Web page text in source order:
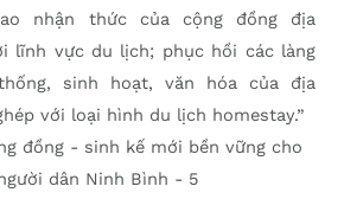
nhận thức của cộng đồng địa
lĩnh vực du lịch; phục hồi các làng
sinh hoạt, văn hóa của địa
với loại hình du lịch homestay.”